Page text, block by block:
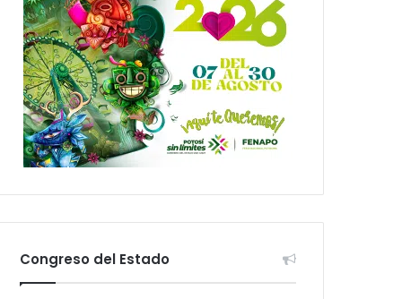
Congreso del Estado